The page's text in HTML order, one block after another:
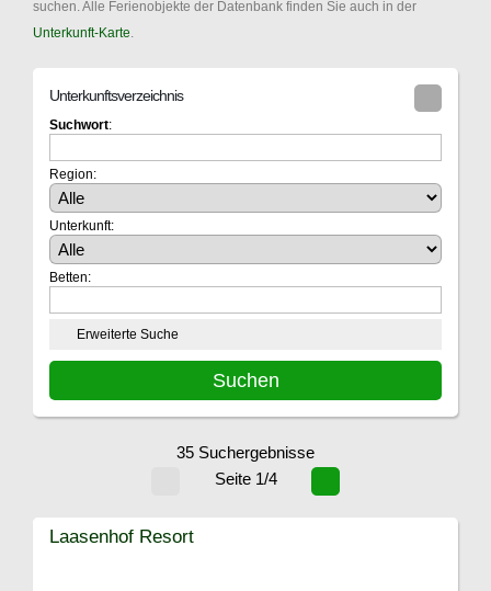
suchen. Alle Ferienobjekte der Datenbank finden Sie auch in der
Unterkunft-Karte
Unterkunftsverzeichnis
Suchwort:
Region:
Unterkunft:
Betten:
Erweiterte Suche
35 Suchergebnisse
Seite 1/4
Laasenhof Resort